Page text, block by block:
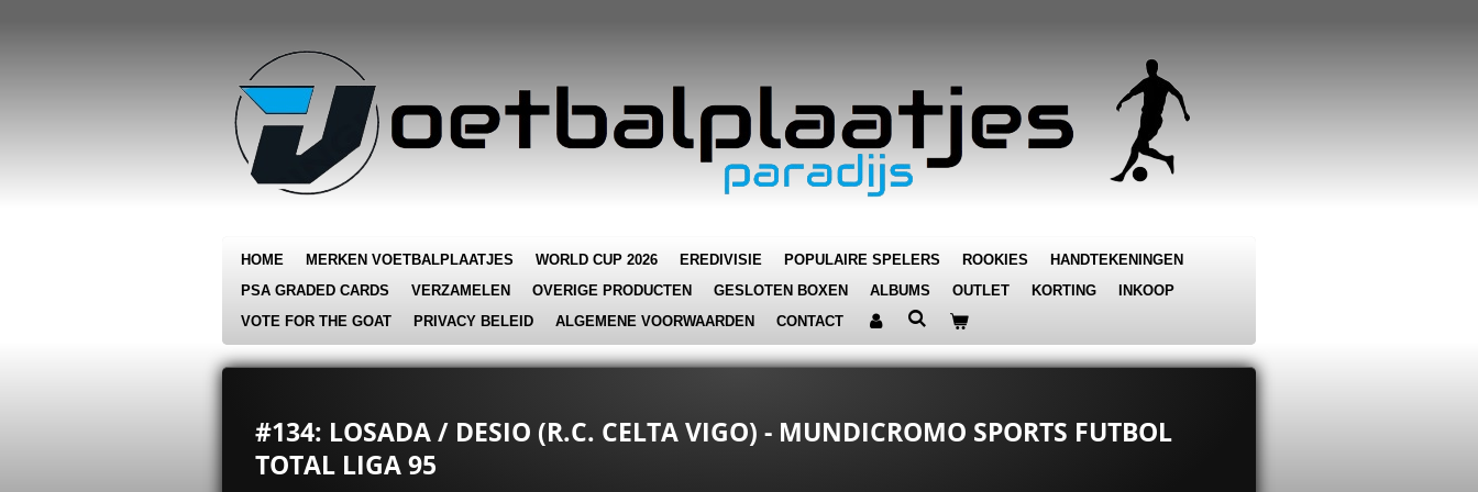
HOME MERKEN VOETBALPLAATJES WORLD CUP 2026 EREDIVISIE POPULAIRE SPELERS ROOKIES
HANDTEKENINGEN
PSA GRADED CARDS
VERZAMELEN OVERIGE PRODUCTEN GESLOTEN BOXEN ALBUMS OUTLET KORTING
INKOOP
VOTE FOR THE GOAT
PRIVACY BELEID ALGEMENE VOORWAARDEN CONTACT
#134: LOSADA / DESIO (R.C. CELTA VIGO) - MUNDICROMO SPORTS FUTBOL
TOTAL LIGA 95